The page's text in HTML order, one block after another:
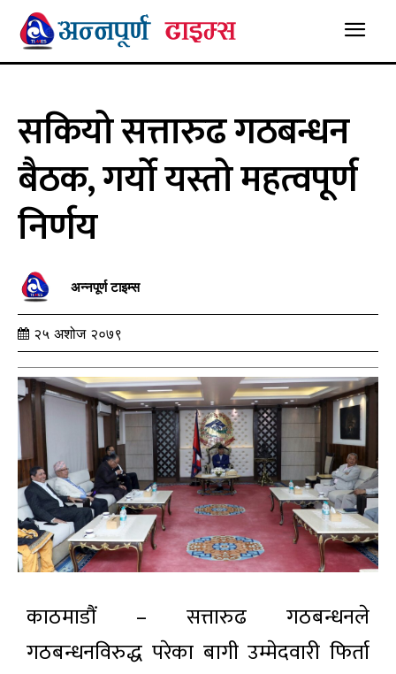
सकियो सत्तारुढ गठबन्धन
बैठक, गर्यो यस्तो महत्वपूर्ण
निर्णय
अन्नपूर्ण टाइम्स
२५ अशोज २०७९
काठमाडौं – सत्तारुढ गठबन्धनले
गठबन्धनविरुद्ध परेका बागी उम्मेदवारी फिर्ता